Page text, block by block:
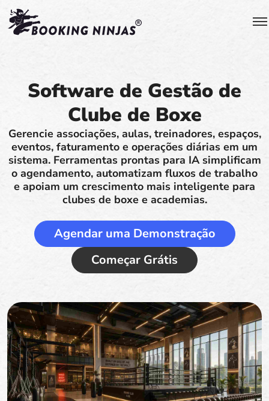
Software de Gestão de
Clube de Boxe
Gerencie associações, aulas, treinadores, espaços,
eventos, faturamento e operações diárias em um
sistema. Ferramentas prontas para IA simplificam
o agendamento, automatizam fluxos de trabalho
e apoiam um crescimento mais inteligente para
clubes de boxe e academias.
Agendar uma Demonstração
Começar Grátis